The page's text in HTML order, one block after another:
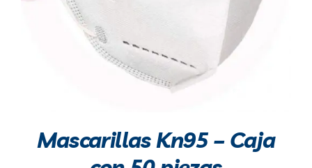
Mascarillas Kn95 – Caja